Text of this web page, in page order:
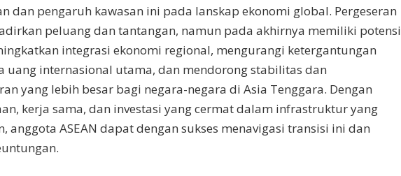
dan pengaruh kawasan ini pada lanskap ekonomi global. Pergeseran
peluang dan tantangan, namun pada akhirnya memiliki potensi
integrasi ekonomi regional, mengurangi ketergantungan
uang internasional utama, dan mendorong stabilitas dan
yang lebih besar bagi negara-negara di Asia Tenggara. Dengan
kerja sama, dan investasi yang cermat dalam infrastruktur yang
anggota ASEAN dapat dengan sukses menavigasi transisi ini dan